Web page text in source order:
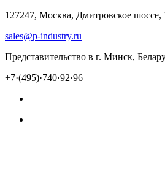
127247, Москва, Дмитровское шоссе,
sales@p-industry.ru
Представительство в г. Минск,
+7·(495)·740·92·96